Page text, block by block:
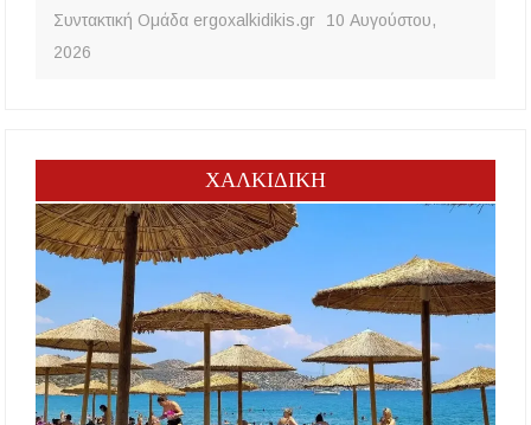
Συντακτική Ομάδα ergoxalkidikis.gr
10 Αυγούστου,
2026
ΧΑΛΚΙΔΙΚΗ